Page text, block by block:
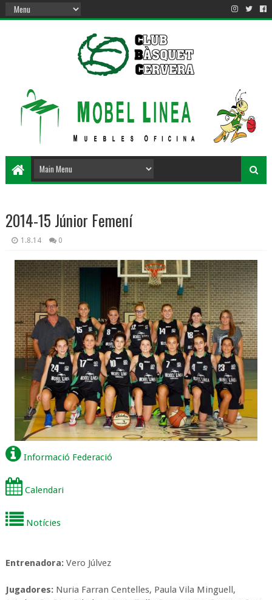
2014-15 Júnior Femení
1.8.14 0
Informació Federació
Calendari
Notícies
Entrenadora: Vero Júlvez
Jugadores: Nuria Farran Centelles, Paula Vila Minguell,